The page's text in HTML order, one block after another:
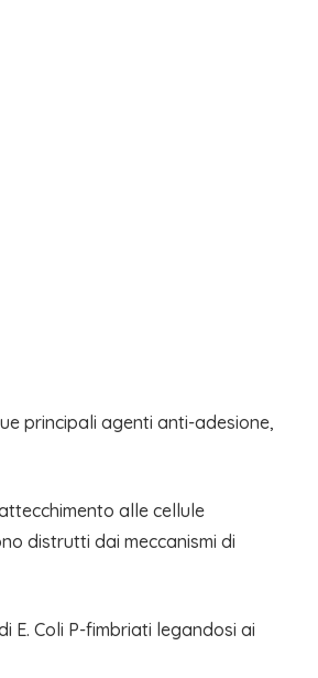
principali agenti anti-adesione,
alle cellule
distrutti dai meccanismi di
E. Coli P-fimbriati legandosi ai